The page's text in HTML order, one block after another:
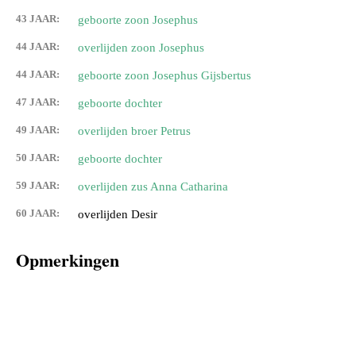
43 JAAR: geboorte zoon Josephus
44 JAAR: overlijden zoon Josephus
44 JAAR: geboorte zoon Josephus Gijsbertus
47 JAAR: geboorte dochter
49 JAAR: overlijden broer Petrus
50 JAAR: geboorte dochter
59 JAAR: overlijden zus Anna Catharina
60 JAAR: overlijden Desir
Opmerkingen